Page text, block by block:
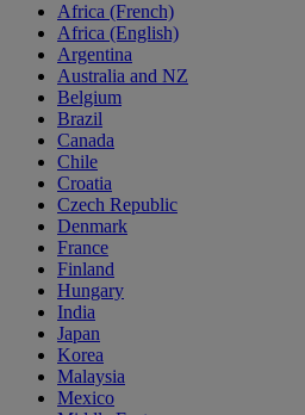
Africa (French)
Africa (English)
Argentina
Australia and NZ
Belgium
Brazil
Canada
Chile
Croatia
Czech Republic
Denmark
France
Finland
Hungary
India
Japan
Korea
Malaysia
Mexico